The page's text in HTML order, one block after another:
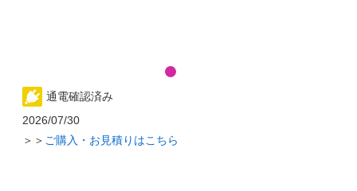
通電確認済み
2026/07/30
＞＞ ご購入・お見積りはこちら